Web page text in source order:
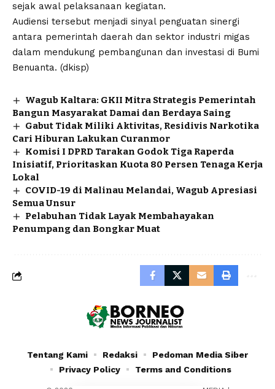
sejak awal pelaksanaan kegiatan.
Audiensi tersebut menjadi sinyal penguatan sinergi
antara pemerintah daerah dan sektor industri migas
dalam mendukung pembangunan dan investasi di Bumi
Benuanta. (dkisp)
Wagub Kaltara: GKII Mitra Strategis Pemerintah
Bangun Masyarakat Damai dan Berdaya Saing
Gabut Tidak Miliki Aktivitas, Residivis Narkotika
Cari Hiburan Lakukan Curanmor
Komisi I DPRD Tarakan Godok Tiga Raperda
Inisiatif, Prioritaskan Kuota 80 Persen Tenaga Kerja
Lokal
COVID-19 di Malinau Melandai, Wagub Apresiasi
Semua Unsur
Pelabuhan Tidak Layak Membahayakan
Penumpang dan Bongkar Muat
Tentang Kami Redaksi
Pedoman Media Siber
Privacy Policy
Terms and Conditions